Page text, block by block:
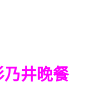
井晚餐